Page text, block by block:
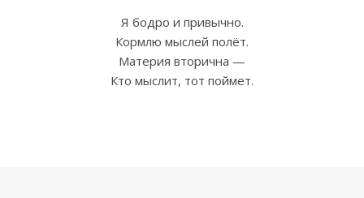
Я бодро и привычно.
Кормлю мыслей полёт.
Материя вторична —
Кто мыслит, тот поймет.